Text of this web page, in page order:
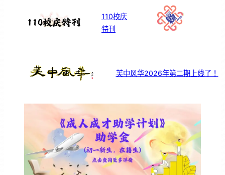
110校庆
特刊
芙中风华2026年第二期上线了！